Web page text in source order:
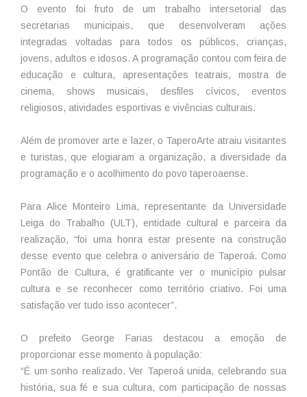
O evento foi fruto de um trabalho intersetorial das
secretarias municipais, que desenvolveram ações
integradas voltadas para todos os públicos, crianças,
jovens, adultos e idosos. A programação contou com feira de
educação e cultura, apresentações teatrais, mostra de
cinema, shows musicais, desfiles cívicos, eventos
religiosos, atividades esportivas e vivências culturais.
Além de promover arte e lazer, o TaperoArte atraiu visitantes
e turistas, que elogiaram a organização, a diversidade da
programação e o acolhimento do povo taperoaense.
Para Alice Monteiro Lima, representante da Universidade
Leiga do Trabalho (ULT), entidade cultural e parceira da
realização, “foi uma honra estar presente na construção
desse evento que celebra o aniversário de Taperoá. Como
Pontão de Cultura, é gratificante ver o município pulsar
cultura e se reconhecer como território criativo. Foi uma
satisfação ver tudo isso acontecer”.
O prefeito George Farias destacou a emoção de
proporcionar esse momento à população:
“É um sonho realizado. Ver Taperoá unida, celebrando sua
história, sua fé e sua cultura, com participação de nossas